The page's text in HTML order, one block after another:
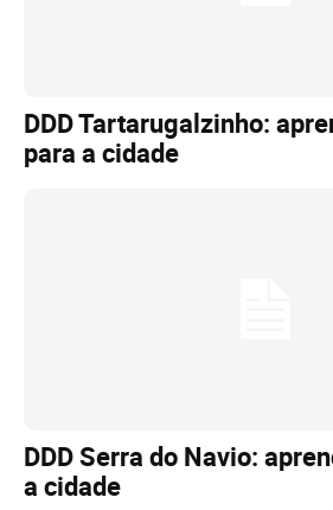
DDD Tartarugalzinho:
para a cidade
DDD Serra do Navio:
a cidade